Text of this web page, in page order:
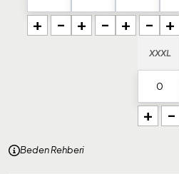
+ - + - + - +
XXXL
+ -
Beden Rehberi